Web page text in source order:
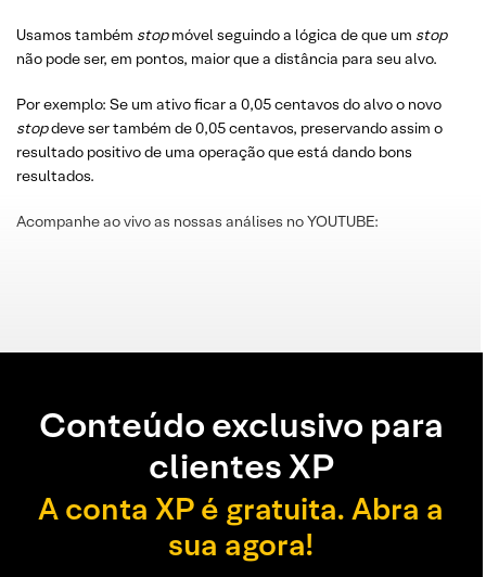
Usamos também stopmóvel seguindo a lógica de que um stop
não pode ser, em pontos, maior que a distância para seu alvo.
Por exemplo: Se um ativo ficar a 0,05 centavos do alvo o novo
stopdeve ser também de 0,05 centavos, preservando assim o
resultado positivo de uma operação que está dando bons
resultados.
Acompanhe ao vivo as nossas análises no YOUTUBE:
Conteúdo exclusivo para
clientes XP
A conta XP é gratuita. Abra a
sua agora!